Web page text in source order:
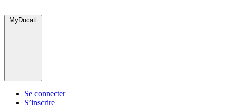
MyDucati
Se connecter
S’inscrire